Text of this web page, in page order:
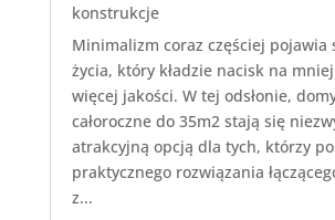
konstrukcje
Minimalizm coraz częściej pojawia
życia, który kładzie nacisk na
więcej jakości. W tej odsłonie,
całoroczne do 35m2 stają się
atrakcyjną opcją dla tych, którzy
praktycznego rozwiązania
z...